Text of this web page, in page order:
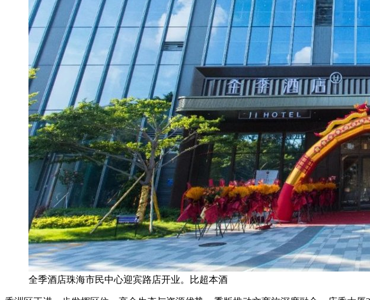
全季酒店珠海市民中心迎宾路店开业。比超本酒